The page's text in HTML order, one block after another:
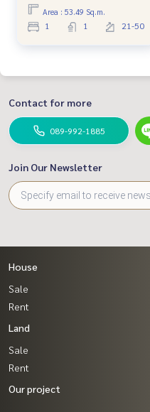
fully furnished, ready to
move in
Area : 53.49 Sq.m.
1 1 21-50
Contact for more
089-992-1885
Join Our Newsletter
House
Sale
Rent
Land
Sale
Rent
Our project